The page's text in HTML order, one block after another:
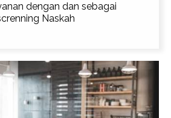
dengan dan sebagai
Naskah